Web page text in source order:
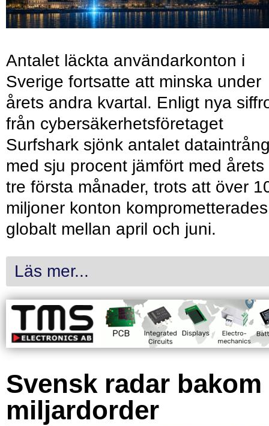
Antalet läckta användarkonton i
Sverige fortsatte att minska under
årets andra kvartal. Enligt nya
från cybersäkerhetsföretaget
Surfshark sjönk antalet
med sju procent jämfört med årets
tre första månader, trots att över
miljoner konton komprometterades
globalt mellan april och juni.
Läs mer...
Svensk radar bakom
miljardorder